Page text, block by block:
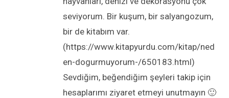
seviyorum. Bir kuşum, bir salyangozum,
bir de kitabım var.
(https://www.kitapyurdu.com/kitap/ned
en-dogurmuyorum-/650183.html)
Sevdiğim, beğendiğim şeyleri takip için
hesaplarımı ziyaret etmeyi unutmayın 🙂